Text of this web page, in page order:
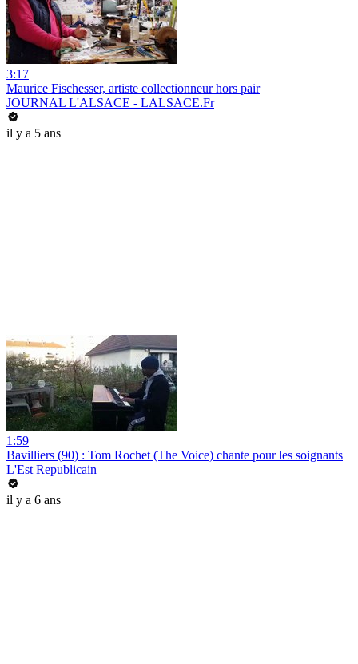
3:17
Maurice Fischesser, artiste collectionneur hors pair
JOURNAL L'ALSACE - LALSACE.Fr
il y a 5 ans
1:59
Bavilliers (90) : Tom Rochet (The Voice) chante pour les soignants
L'Est Republicain
il y a 6 ans